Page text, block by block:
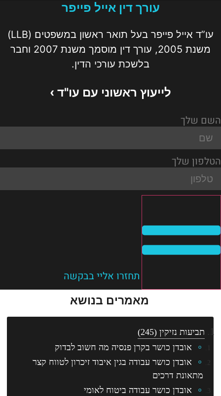
עורך דין אייל פייפר
עו”ד אייל פייפר בעל תואר ראשון במשפטים (LLB)
משנת 2005, עורך דין מוסמך משנת 2007 וחבר
בלשכת עורכי הדין.
לייעוץ ראשוני עם עו"ד ›
השם שלך
הטלפון שלך
תחזרו אליי בבקשה
מאמרים בנושא
תביעות נזיקין (245)
אובדן כושר בקרן פנסיה מה חשוב לבדוק
אובדן כושר עבודה בגין איבוד זיכרון לטווח קצר
מתאונת דרכים
אובדן כושר עבודה ביטוח לאומי